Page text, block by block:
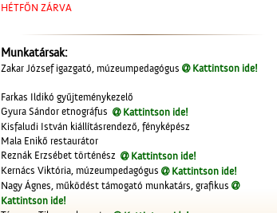
HÉTFŐN ZÁRVA
Munkatársak:
Zakar József igazgató, múzeumpedagógus Kattintson ide!
Farkas Ildikó gyűjteménykezelő
Gyura Sándor etnográfus
Kattintson ide!
Kisfaludi István kiállításrendező, fényképész
Mala Enikő restaurátor
Reznák Erzsébet történész
Kattintson ide!
Kernács Viktória, múzeumpedagógus
Kattintson ide!
Nagy Ágnes, működést támogató munkatárs, grafikus
Kattintson ide!